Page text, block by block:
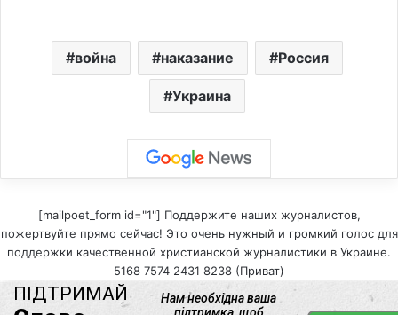
война наказание Россия
Украина
[mailpoet_form id="1"] Поддержите наших журналистов,
пожертвуйте прямо сейчас! Это очень нужный и громкий голос для
поддержки качественной христианской журналистики в Украине.
5168 7574 2431 8238 (Приват)